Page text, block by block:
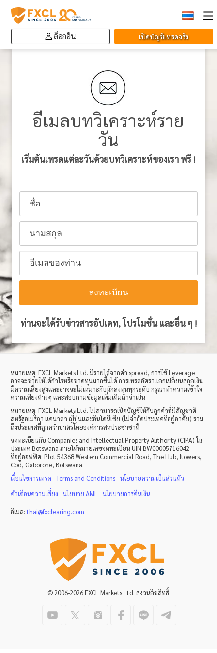
ล็อกอิน เปิดบัญชีเทรดจริง
อีเมลบทวิเคราะห์ราย
วัน
เริ่มต้นเทรดแต่ละวันด้วยบทวิเคราะห์ของเรา ฟรี !
ท่านจะได้รับข่าวสารอัปเดท, โปรโมชั่น และอื่น ๆ !
หมายเหตุ: FXCL Markets Ltd. มีรายได้จากค่า spread, การใช้Leverage
อาจจะช่วยให้ได้กำไรหรือขาดทุนมากขึ้นได้ การเทรดอัตราแลกเปลี่ยนสกุลเงิน
มีความเสี่ยงสูงและอาจจะไม่เหมาะกับนักลงทุนทุกระดับ กรุณาทำความเข้าใจ
ความเสียงต่างๆ และสอบถามข้อมูลเพิ่มเติมถ้าจำเป็น
หมายเหตุ: FXCL Markets Ltd.ไม่สามารถเปิดบัญชีให้กับลูกค้าที่มีสัญชาติ
สหรัฐอเมริกา แคนาดา ญี่ปุ่นและอินโดนีเซีย (ไม่จำกัดประเทศที่อยู่อาศัย) รวม
ถึงประเทศที่ถูกคว่ำบาตรโดยองค์การสหประชาชาติ
จดทะเบียนกับ Companies and Intellectual Property Authority (CIPA) ใน
ประเทศ Botswana ภายใต้หมายเลขจดทะเบียน UIN BW00005716042
ที่อยู่ออฟฟิศ: Plot 54368 Western Commercial Road, The Hub, Itowers,
Cbd, Gaborone, Botswana.
เงื่อนไขการเทรด
Terms and Conditions
นโยบายความเป็นส่วนตัว
คำเตือนความเสี่ยง
นโยบายAML นโยบายการคืนเงิน
อีเมล:thai@fxclearing.com
© 2006-2026 FXCL Markets Ltd. สงวนลิขสิทธิ์